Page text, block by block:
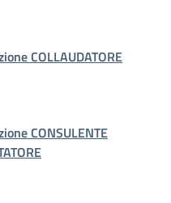
COLLAUDATORE
CONSULENTE